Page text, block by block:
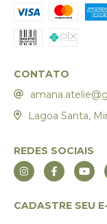
CONTATO
Lagoa Santa,
REDES SOCIAIS
CADASTRE SEU